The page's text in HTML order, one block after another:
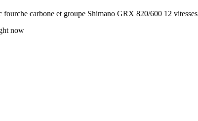
carbone et groupe Shimano GRX 820/600 12 vitesses
now